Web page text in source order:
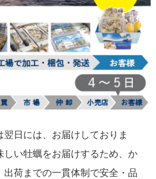
日には、お届けしておりま
しい牡蠣をお届けするため、か
出荷までの一貫体制で安全・品